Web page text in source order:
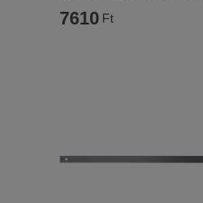
7610 Ft